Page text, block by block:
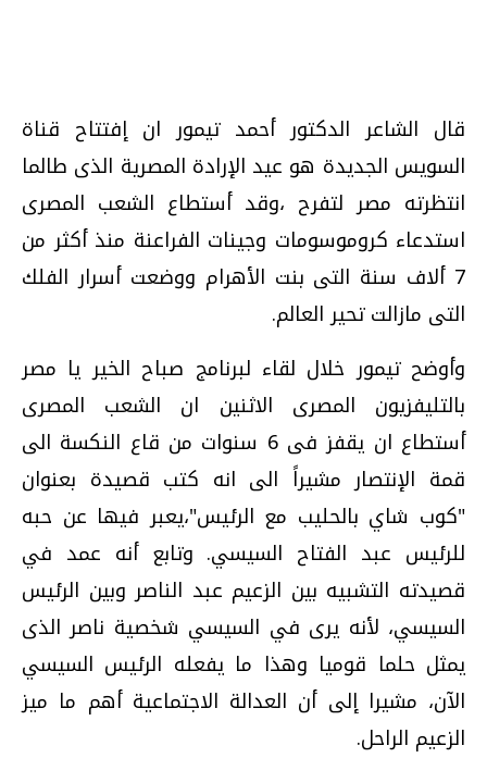
قال الشاعر الدكتور أحمد تيمور ان إفتتاح قناة
السويس الجديدة هو عيد الإرادة المصرية الذى طالما
انتظرته مصر لتفرح ،وقد أستطاع الشعب المصرى
استدعاء كروموسومات وجينات الفراعنة منذ أكثر من
7 ألاف سنة التى بنت الأهرام ووضعت أسرار الفلك
التى مازالت تحير العالم.
وأوضح تيمور خلال لقاء لبرنامج صباح الخير يا مصر
بالتليفزيون المصرى الاثنين ان الشعب المصرى
أستطاع ان يقفز فى 6 سنوات من قاع النكسة الى
قمة الإنتصار مشيراً الى انه كتب قصيدة بعنوان
"كوب شاي بالحليب مع الرئيس"،يعبر فيها عن حبه
للرئيس عبد الفتاح السيسي. وتابع أنه عمد في
قصيدته التشبيه بين الزعيم عبد الناصر وبين الرئيس
السيسي، لأنه يرى في السيسي شخصية ناصر الذى
يمثل حلما قوميا وهذا ما يفعله الرئيس السيسي
الآن، مشيرا إلى أن العدالة الاجتماعية أهم ما ميز
الزعيم الراحل.